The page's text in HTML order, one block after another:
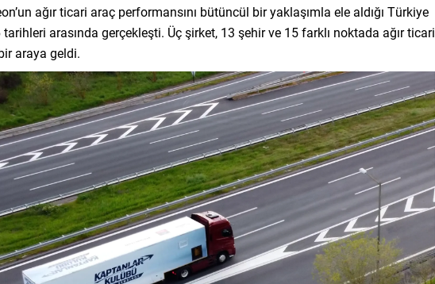
ağır ticari araç performansını bütüncül bir yaklaşımla ele aldığı Türkiye
arasında gerçekleşti. Üç şirket, 13 şehir ve 15 farklı noktada ağır ticari
araya geldi.